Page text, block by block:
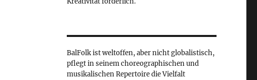
BalFolk ist weltoffen, aber nicht globalistisch,
pflegt in seinem choreographischen und
musikalischen Repertoire die Vielfalt